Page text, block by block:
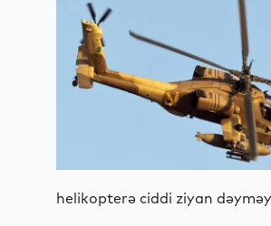
helikopterə ciddi ziyan